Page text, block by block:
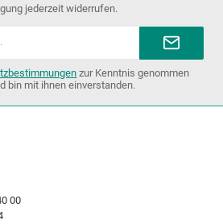
jederzeit widerrufen.
zur Kenntnis genommen
bin mit ihnen einverstanden.
00